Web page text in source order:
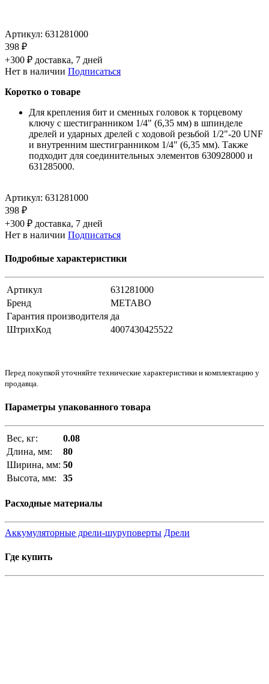
Артикул: 631281000
398 ₽
+300 ₽ доставка, 7 дней
Нет в наличии Подписаться
Коротко о товаре
Для крепления бит и сменных головок к торцевому
ключу с шестигранником 1/4" (6,35 мм) в шпинделе
дрелей и ударных дрелей с ходовой резьбой 1/2"-20 UNF
и внутренним шестигранником 1/4" (6,35 мм). Также
подходит для соединительных элементов 630928000 и
631285000.
Артикул: 631281000
398 ₽
+300 ₽ доставка, 7 дней
Нет в наличии Подписаться
Подробные характеристики
Артикул
631281000
Бренд
METABO
Гарантия производителя да
ШтрихКод
4007430425522
Перед покупкой уточняйте технические характеристики и комплектацию у
продавца.
Параметры упакованного товара
Вес, кг:
0.08
Длина, мм:
80
Ширина, мм: 50
Высота, мм:
35
Расходные материалы
Аккумуляторные дрели-шуруповерты Дрели
Где купить